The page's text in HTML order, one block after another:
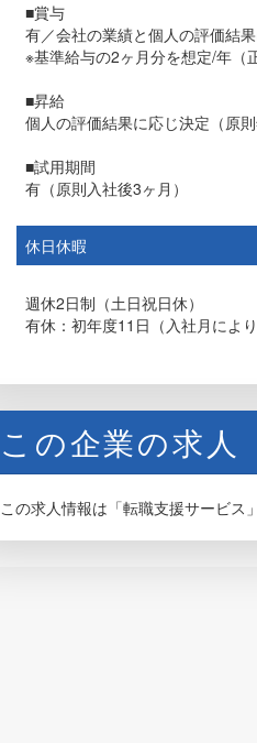
■賞与
有／会社の業績と個人の評価結
※基準給与の2ヶ月分を想定/年（
■昇給
個人の評価結果に応じ決定（原則
■試用期間
有（原則入社後3ヶ月）
休日休暇
週休2日制（土日祝日休）
有休：初年度11日（入社月によ
この企業の求人
この求人情報は「転職支援サービス